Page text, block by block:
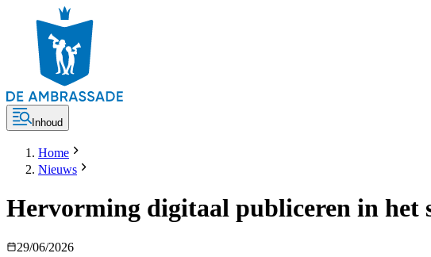
Inhoud
Home
Nieuws
Hervorming digitaal publiceren in het
29/06/2026